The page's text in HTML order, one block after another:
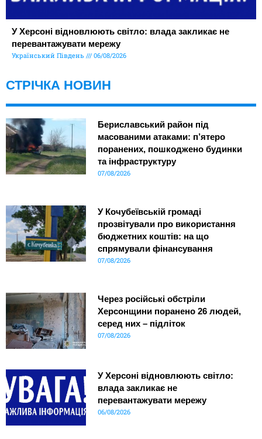
У Херсоні відновлюють світло: влада закликає не
перевантажувати мережу
Український Південь 06/08/2026
СТРІЧКА НОВИН
Бериславський район під
масованими атаками: п’ятеро
поранених, пошкоджено будинки
та інфраструктуру
07/08/2026
У Кочубеївській громаді
прозвітували про використання
бюджетних коштів: на що
спрямували фінансування
07/08/2026
Через російські обстріли
Херсонщини поранено 26 людей,
серед них – підліток
07/08/2026
У Херсоні відновлюють світло:
влада закликає не
перевантажувати мережу
06/08/2026